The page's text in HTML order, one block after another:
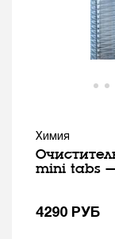
Химия
mini tabs —
4290 РУБ